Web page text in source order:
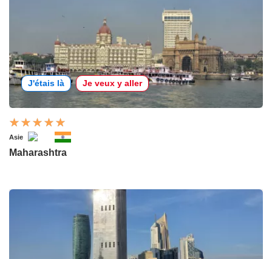
J'étais là Je veux y aller
Asie
Maharashtra